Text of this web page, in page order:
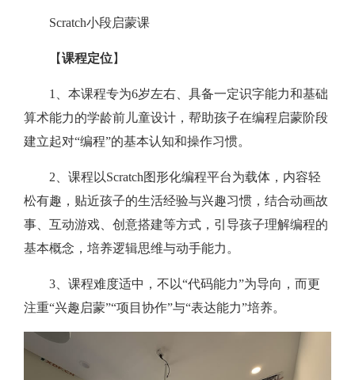
Scratch小段启蒙课
【课程定位】
1、本课程专为6岁左右、具备一定识字能力和基础
算术能力的学龄前儿童设计，帮助孩子在编程启蒙阶段
建立起对“编程”的基本认知和操作习惯。
2、课程以Scratch图形化编程平台为载体，内容轻
松有趣，贴近孩子的生活经验与兴趣习惯，结合动画故
事、互动游戏、创意搭建等方式，引导孩子理解编程的
基本概念，培养逻辑思维与动手能力。
3、课程难度适中，不以“代码能力”为导向，而更
注重“兴趣启蒙”“项目协作”与“表达能力”培养。